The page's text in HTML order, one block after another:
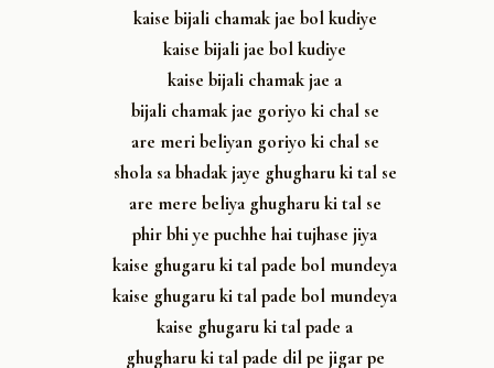
kaise bijali chamak jae bol kudiye
kaise bijali jae bol kudiye
kaise bijali chamak jae a
bijali chamak jae goriyo ki chal se
are meri beliyan goriyo ki chal se
shola sa bhadak jaye ghugharu ki tal se
are mere beliya ghugharu ki tal se
phir bhi ye puchhe hai tujhase jiya
kaise ghugaru ki tal pade bol mundeya
kaise ghugaru ki tal pade bol mundeya
kaise ghugaru ki tal pade a
ghugharu ki tal pade dil pe jigar pe